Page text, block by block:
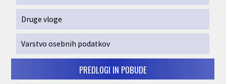
Druge vloge
Varstvo osebnih podatkov
PREDLOGI IN POBUDE